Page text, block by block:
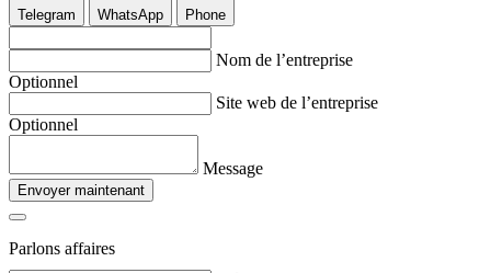
Telegram WhatsApp Phone
Nom de l’entreprise
Optionnel
Site web de l’entreprise
Optionnel
Message
Envoyer maintenant
Parlons affaires